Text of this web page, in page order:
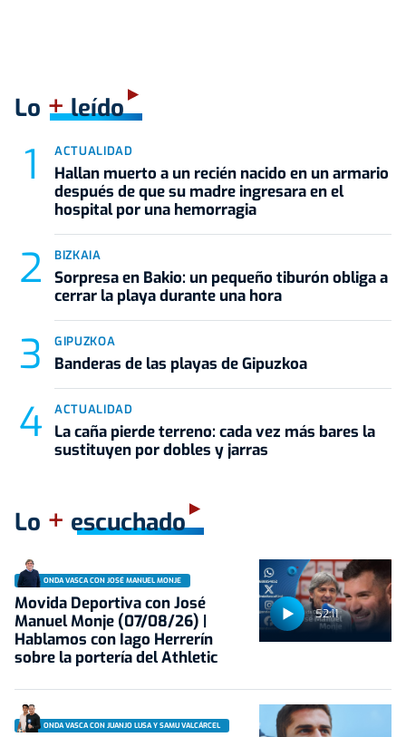
Lo +leído
ACTUALIDAD
Hallan muerto a un recién nacido en un armario
después de que su madre ingresara en el
hospital por una hemorragia
BIZKAIA
Sorpresa en Bakio: un pequeño tiburón obliga a
cerrar la playa durante una hora
GIPUZKOA
Banderas de las playas de Gipuzkoa
ACTUALIDAD
La caña pierde terreno: cada vez más bares la
sustituyen por dobles y jarras
Lo + escuchado
52:11
ONDA VASCA CON JOSÉ MANUEL MONJE
Movida Deportiva con José
Manuel Monje (07/08/26) |
Hablamos con Iago Herrerín
sobre la portería del Athletic
ONDA VASCA CON JUANJO LUSA Y SAMU VALCÁRCEL